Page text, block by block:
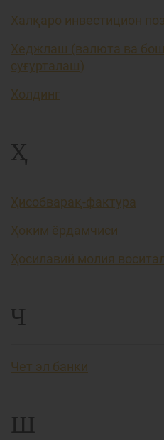
Халқаро инвестицион
Хеджлаш (валюта ва
суғурталаш)
Холдинг
Ҳ
Ҳисобварақ-фактура
Ҳоким ёрдамчиси
Ҳосилавий молия
Ч
Чет эл банки
Ш